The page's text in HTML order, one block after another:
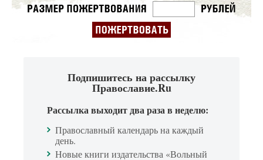
Подпишитесь на рассылку
Православие.Ru
Рассылка выходит два раза в неделю:
Православный календарь на каждый
день.
Новые книги издательства «Вольный